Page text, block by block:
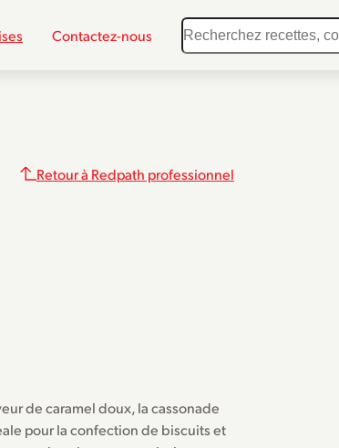
Contactez-nous
Retour à Redpath professionnel
de caramel doux, la cassonade
pour la confection de biscuits et